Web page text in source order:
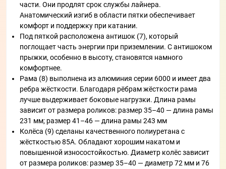
части. Они продлят срок службы лайнера.
Анатомический изгиб в области пятки обеспечивает
комфорт и поддержку при катании.
Под пяткой расположена антишок (7), который
поглощает часть энергии при приземлении. С антишоком
прыжки, особенно в высоту, становятся намного
комфортнее.
Рама (8) выполнена из алюминия серии 6000 и имеет два
ребра жёсткости. Благодаря рёбрам жёсткости рама
лучше выдерживает боковые нагрузки. Длина рамы
зависит от размера роликов: размер 35–40 — длина рамы
231 мм; размер 41–46 — длина рамы 243 мм
Колёса (9) сделаны качественного полиуретана с
жёсткостью 85A. Обладают хорошим накатом и
повышенной износостойкостью. Диаметр колёс зависит
от размера роликов: размер 35–40 — диаметр 72 мм и 76